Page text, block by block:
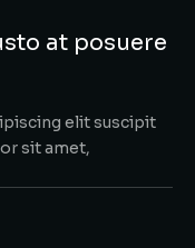
at posuere
elit suscipit
sit amet,